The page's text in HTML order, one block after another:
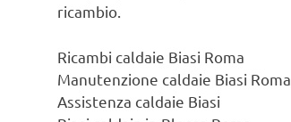
ricambio.
Ricambi caldaie Biasi Roma
Manutenzione caldaie Biasi Roma
Assistenza caldaie Biasi